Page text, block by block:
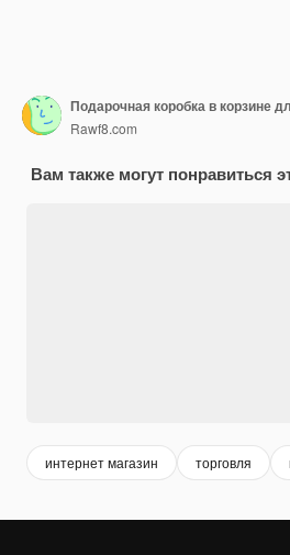
Rawf8.com
Вам также могут понравиться
интернет магазин торговля